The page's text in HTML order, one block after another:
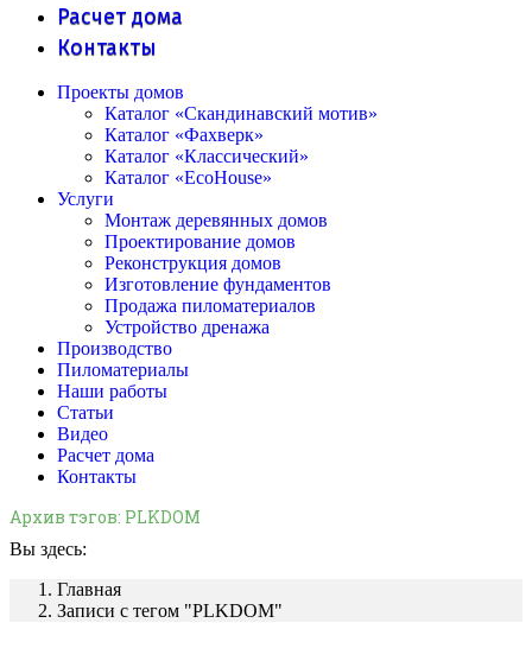
Расчет дома
Контакты
Проекты домов
Каталог «Скандинавский мотив»
Каталог «Фахверк»
Каталог «Классический»
Каталог «EcoHouse»
Услуги
Монтаж деревянных домов
Проектирование домов
Реконструкция домов
Изготовление фундаментов
Продажа пиломатериалов
Устройство дренажа
Производство
Пиломатериалы
Наши работы
Статьи
Видео
Расчет дома
Контакты
Архив тэгов: PLKDOM
Вы здесь:
Главная
Записи с тегом "PLKDOM"